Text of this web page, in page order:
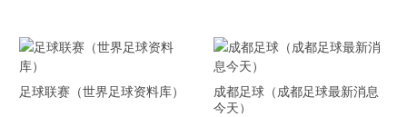
足球联赛（世界足球资料库）
成都足球（成都足球最新消息
今天）